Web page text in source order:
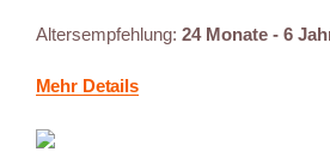
Altersempfehlung: 24 Monate - 6
Mehr Details